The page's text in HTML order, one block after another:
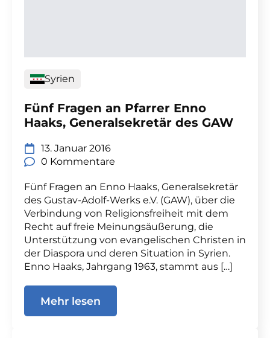
Syrien
Fünf Fragen an Pfarrer Enno
Haaks, Generalsekretär des GAW
13. Januar 2016
0 Kommentare
Fünf Fragen an Enno Haaks, Generalsekretär
des Gustav-Adolf-Werks e.V. (GAW), über die
Verbindung von Religionsfreiheit mit dem
Recht auf freie Meinungsäußerung, die
Unterstützung von evangelischen Christen in
der Diaspora und deren Situation in Syrien.
Enno Haaks, Jahrgang 1963, stammt aus […]
Mehr lesen